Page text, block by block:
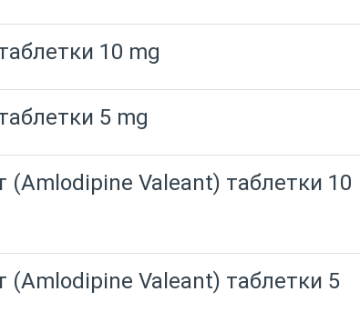
10 mg
5 mg
Valeant) таблетки 10
Valeant) таблетки 5